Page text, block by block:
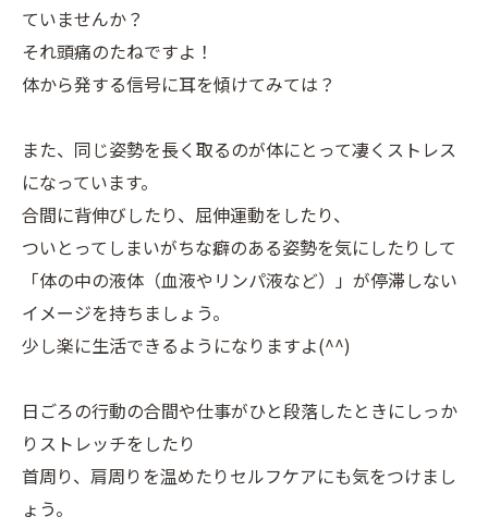
ていませんか？
それ頭痛のたねですよ！
体から発する信号に耳を傾けてみては？
また、同じ姿勢を長く取るのが体にとって凄くストレス
になっています。
合間に背伸びしたり、屈伸運動をしたり、
ついとってしまいがちな癖のある姿勢を気にしたりして
「体の中の液体（血液やリンパ液など）」が停滞しない
イメージを持ちましょう。
少し楽に生活できるようになりますよ(^^)
日ごろの行動の合間や仕事がひと段落したときにしっか
りストレッチをしたり
首周り、肩周りを温めたりセルフケアにも気をつけまし
ょう。